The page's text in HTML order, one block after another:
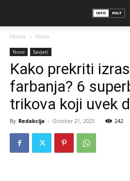
Home Novo
Novo Savjeti
Kako prekriti
farbanja? 6
trikova koji uvek
By Redakcija - October 21, 2025 242